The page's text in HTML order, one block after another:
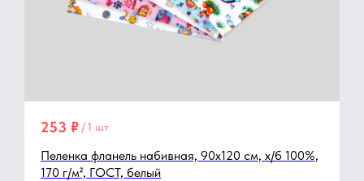
Пеленка фланель набивная, 90х120 см, х/б 100%,
170 г/м², ГОСТ, белый
253 ₽ /1 шт